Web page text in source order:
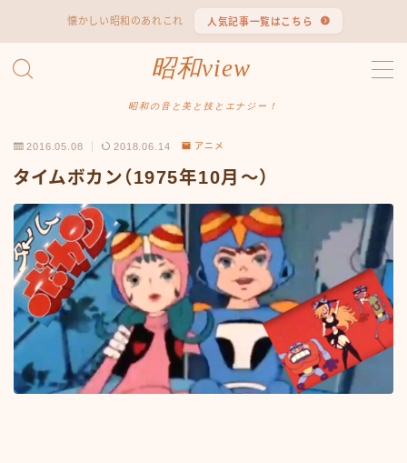
懐かしい昭和のあれこれ 人気記事一覧はこちら
昭和view
昭和の音と美と技とエナジー！
MENU
#2062 (タイトルなし)
#607 (タイトルなし)
#1118 (タイトルなし)
#3067 (タイトルなし)
#3568 (タイトルなし)
#4247 (タイトルなし)
#14723 (タイトルなし)
#14736 (タイトルなし)
#14772 (タイトルなし)
#14775 (タイトルなし)
#14862 (タイトルなし)
#14867 (タイトルなし)
2016.05.08 2018.06.14 アニメ
タイムボカン（1975年10月〜）